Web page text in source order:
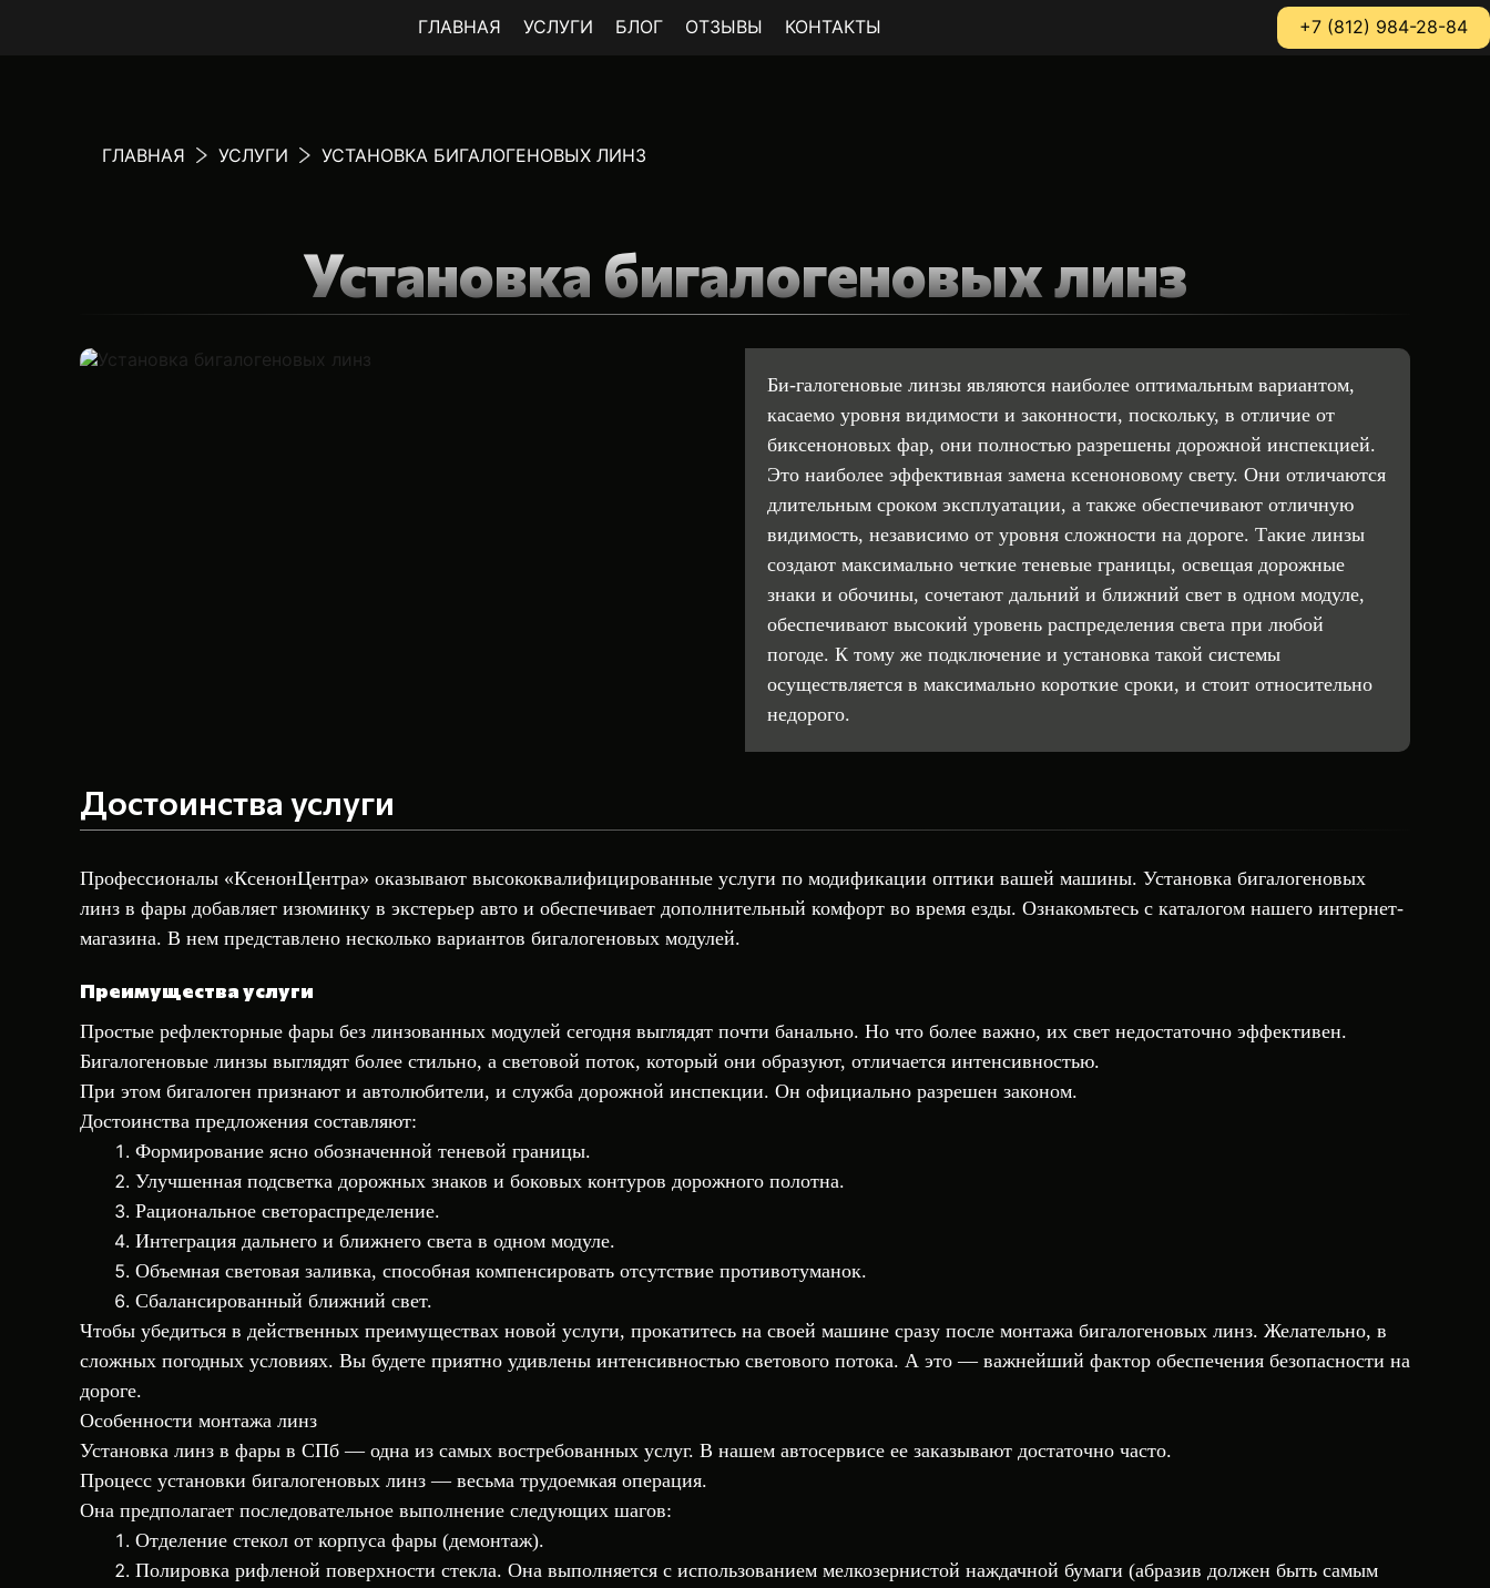
ГЛАВНАЯ УСЛУГИ БЛОГ ОТЗЫВЫ КОНТАКТЫ +7 (812) 984-28-84
ГЛАВНАЯ УСЛУГИ УСТАНОВКА БИГАЛОГЕНОВЫХ ЛИНЗ
Установка бигалогеновых линз
Би-галогеновые линзы являются наиболее оптимальным вариантом,
касаемо уровня видимости и законности, поскольку, в отличие от
биксеноновых фар, они полностью разрешены дорожной инспекцией.
Это наиболее эффективная замена ксеноновому свету. Они отличаются
длительным сроком эксплуатации, а также обеспечивают отличную
видимость, независимо от уровня сложности на дороге. Такие линзы
создают максимально четкие теневые границы, освещая дорожные
знаки и обочины, сочетают дальний и ближний свет в одном модуле,
обеспечивают высокий уровень распределения света при любой
погоде. К тому же подключение и установка такой системы
осуществляется в максимально короткие сроки, и стоит относительно
недорого.
Достоинства услуги
Профессионалы «КсенонЦентра» оказывают высококвалифицированные услуги по модификации оптики вашей машины. Установка бигалогеновых
линз в фары добавляет изюминку в экстерьер авто и обеспечивает дополнительный комфорт во время езды. Ознакомьтесь с каталогом нашего интернет-
магазина. В нем представлено несколько вариантов бигалогеновых модулей.
Преимущества услуги
Простые рефлекторные фары без линзованных модулей сегодня выглядят почти банально. Но что более важно, их свет недостаточно эффективен.
Бигалогеновые линзы выглядят более стильно, а световой поток, который они образуют, отличается интенсивностью.
При этом бигалоген признают и автолюбители, и служба дорожной инспекции. Он официально разрешен законом.
Достоинства предложения составляют:
Формирование ясно обозначенной теневой границы.
Улучшенная подсветка дорожных знаков и боковых контуров дорожного полотна.
Рациональное светораспределение.
Интеграция дальнего и ближнего света в одном модуле.
Объемная световая заливка, способная компенсировать отсутствие противотуманок.
Сбалансированный ближний свет.
Чтобы убедиться в действенных преимуществах новой услуги, прокатитесь на своей машине сразу после монтажа бигалогеновых линз. Желательно, в
сложных погодных условиях. Вы будете приятно удивлены интенсивностью светового потока. А это — важнейший фактор обеспечения безопасности на
дороге.
Особенности монтажа линз
Установка линз в фары в СПб — одна из самых востребованных услуг. В нашем автосервисе ее заказывают достаточно часто.
Процесс установки бигалогеновых линз — весьма трудоемкая операция.
Она предполагает последовательное выполнение следующих шагов:
Отделение стекол от корпуса фары (демонтаж).
Полировка рифленой поверхности стекла. Она выполняется с использованием мелкозернистой наждачной бумаги (абразив должен быть самым